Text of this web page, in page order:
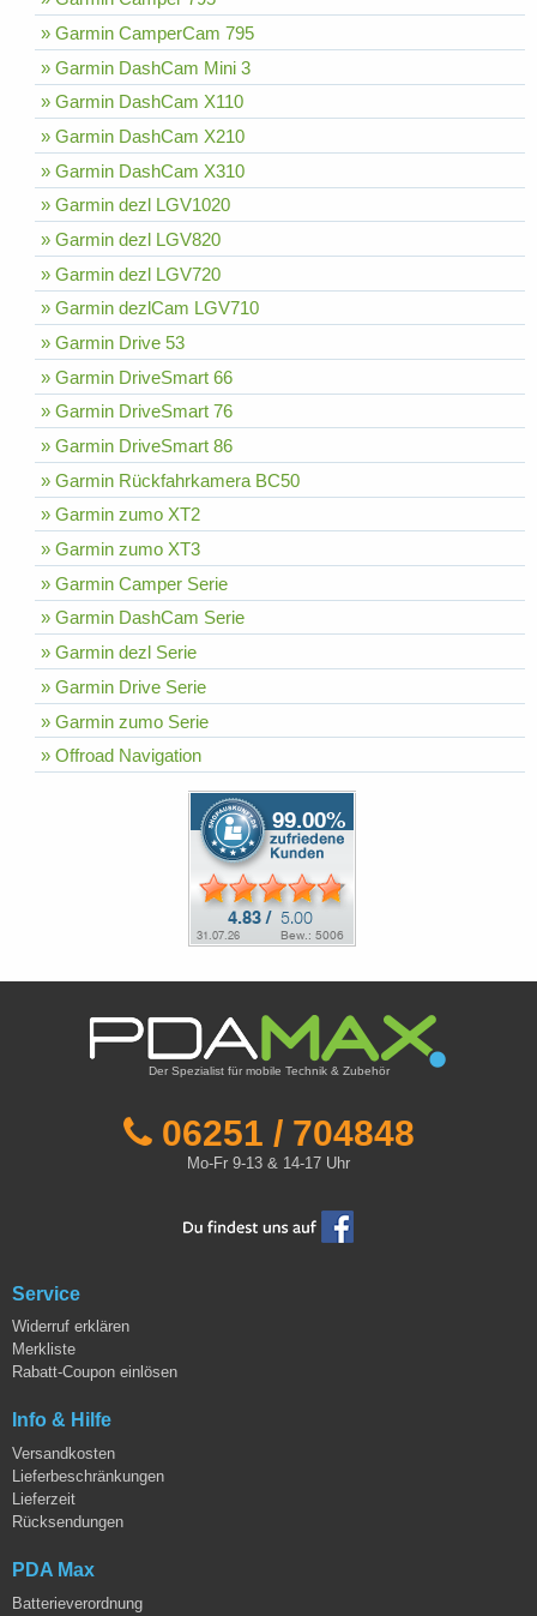
» Garmin CamperCam 795
» Garmin DashCam Mini 3
» Garmin DashCam X110
» Garmin DashCam X210
» Garmin DashCam X310
» Garmin dezl LGV1020
» Garmin dezl LGV820
» Garmin dezl LGV720
» Garmin dezlCam LGV710
» Garmin Drive 53
» Garmin DriveSmart 66
» Garmin DriveSmart 76
» Garmin DriveSmart 86
» Garmin Rückfahrkamera BC50
» Garmin zumo XT2
» Garmin zumo XT3
» Garmin Camper Serie
» Garmin DashCam Serie
» Garmin dezl Serie
» Garmin Drive Serie
» Garmin zumo Serie
» Offroad Navigation
Der Spezialist für mobile Technik & Zubehör
06251 / 704848
Mo-Fr 9-13 & 14-17 Uhr
Service
Widerruf erklären
Merkliste
Rabatt-Coupon einlösen
Info & Hilfe
Versandkosten
Lieferbeschränkungen
Lieferzeit
Rücksendungen
PDA Max
Batterieverordnung